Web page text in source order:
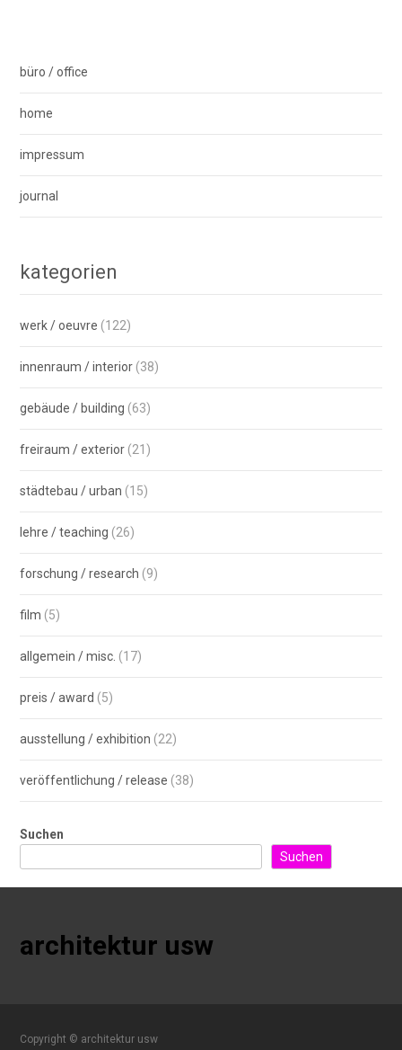
büro / office
home
impressum
journal
kategorien
werk / oeuvre (122)
innenraum / interior (38)
gebäude / building (63)
freiraum / exterior (21)
städtebau / urban (15)
lehre / teaching (26)
forschung / research (9)
film (5)
allgemein / misc. (17)
preis / award (5)
ausstellung / exhibition (22)
veröffentlichung / release (38)
Suchen
Suchen
architektur usw
Copyright © architektur usw